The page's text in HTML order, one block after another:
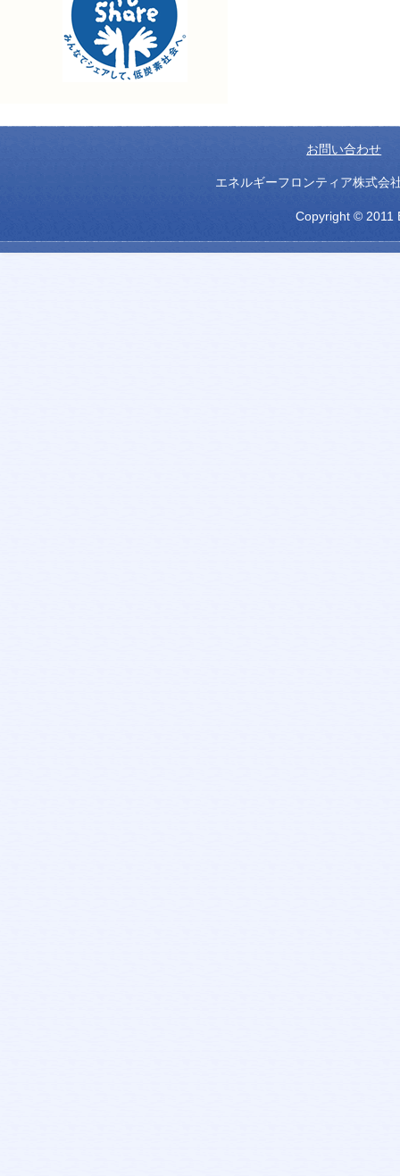
お問い合わせ
エネルギーフロンティア株式会
Copyright © 2011